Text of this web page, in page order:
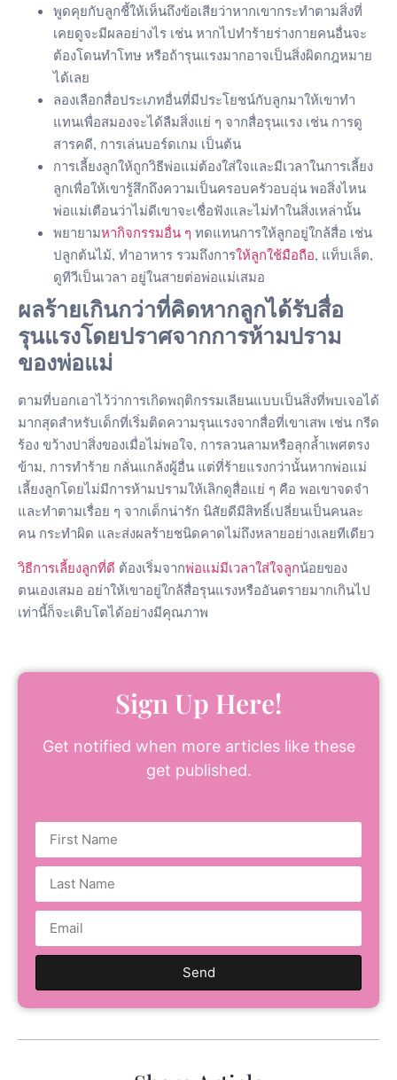
พูดคุยกับลูกชี้ให้เห็นถึงข้อเสียว่าหากเขากระทำตามสิ่งที่
เคยดูจะมีผลอย่างไร เช่น หากไปทำร้ายร่างกายคนอื่นจะ
ต้องโดนทำโทษ หรือถ้ารุนแรงมากอาจเป็นสิ่งผิดกฎหมาย
ได้เลย
ลองเลือกสื่อประเภทอื่นที่มีประโยชน์กับลูกมาให้เขาทำ
แทนเพื่อสมองจะได้ลืมสิ่งแย่ ๆ จากสื่อรุนแรง เช่น การดู
สารคดี, การเล่นบอร์ดเกม เป็นต้น
การเลี้ยงลูกให้ถูกวิธีพ่อแม่ต้องใส่ใจและมีเวลาในการเลี้ยง
ลูกเพื่อให้เขารู้สึกถึงความเป็นครอบครัวอบอุ่น พอสิ่งไหน
พ่อแม่เตือนว่าไม่ดีเขาจะเชื่อฟังและไม่ทำในสิ่งเหล่านั้น
พยายามหากิจกรรมอื่น ๆ ทดแทนการให้ลูกอยู่ใกล้สื่อ เช่น
ปลูกต้นไม้, ทำอาหาร รวมถึงการให้ลูกใช้มือถือ, แท็บเล็ต,
ดูทีวีเป็นเวลา อยู่ในสายต่อพ่อแม่เสมอ
ผลร้ายเกินกว่าที่คิดหากลูกได้รับสื่อ
รุนแรงโดยปราศจากการห้ามปราม
ของพ่อแม่
ตามที่บอกเอาไว้ว่าการเกิดพฤติกรรมเลียนแบบเป็นสิ่งที่พบเจอได้
มากสุดสำหรับเด็กที่เริ่มติดความรุนแรงจากสื่อที่เขาเสพ เช่น กรีด
ร้อง ขว้างปาสิ่งของเมื่อไม่พอใจ, การลวนลามหรือลุกล้ำเพศตรง
ข้าม, การทำร้าย กลั่นแกล้งผู้อื่น แต่ที่ร้ายแรงกว่านั้นหากพ่อแม่
เลี้ยงลูกโดยไม่มีการห้ามปรามให้เลิกดูสื่อแย่ ๆ คือ พอเขาจดจำ
และทำตามเรื่อย ๆ จากเด็กน่ารัก นิสัยดีมีสิทธิ์เปลี่ยนเป็นคนละ
คน กระทำผิด และส่งผลร้ายชนิดคาดไม่ถึงหลายอย่างเลยทีเดียว
วิธีการเลี้ยงลูกที่ดี ต้องเริ่มจากพ่อแม่มีเวลาใส่ใจลูกน้อยของ
ตนเองเสมอ อย่าให้เขาอยู่ใกล้สื่อรุนแรงหรืออันตรายมากเกินไป
เท่านี้ก็จะเติบโตได้อย่างมีคุณภาพ
Sign Up Here!
Get notified when more articles like these
get published.
Send